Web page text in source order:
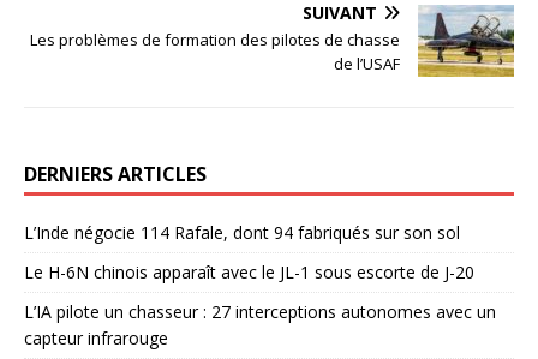
SUIVANT
Les problèmes de formation des pilotes de chasse
de l’USAF
DERNIERS ARTICLES
L’Inde négocie 114 Rafale, dont 94 fabriqués sur son sol
Le H-6N chinois apparaît avec le JL-1 sous escorte de J-20
L’IA pilote un chasseur : 27 interceptions autonomes avec un
capteur infrarouge